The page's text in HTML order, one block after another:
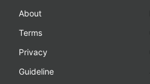
About
Terms
Privacy
Guideline